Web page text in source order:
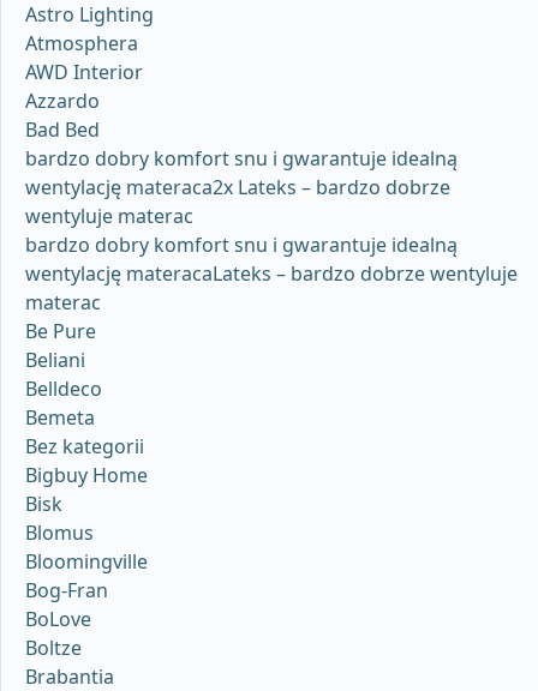
Astro Lighting
Atmosphera
AWD Interior
Azzardo
Bad Bed
bardzo dobry komfort snu i gwarantuje idealną
wentylację materaca2x Lateks – bardzo dobrze
wentyluje materac
bardzo dobry komfort snu i gwarantuje idealną
wentylację materacaLateks – bardzo dobrze wentyluje
materac
Be Pure
Beliani
Belldeco
Bemeta
Bez kategorii
Bigbuy Home
Bisk
Blomus
Bloomingville
Bog-Fran
BoLove
Boltze
Brabantia